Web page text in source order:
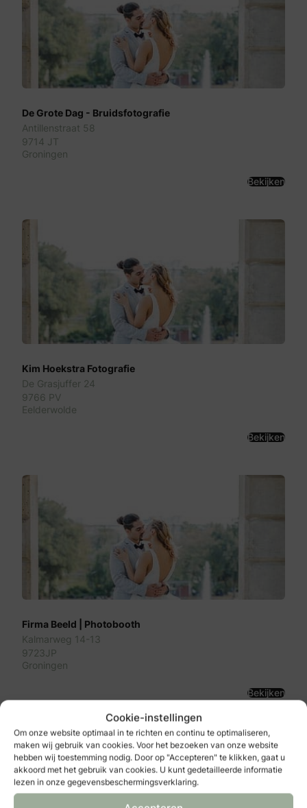
Cookie-instellingen
Om onze website optimaal in te richten en continu te optimaliseren,
maken wij gebruik van cookies. Voor het bezoeken van onze website
hebben wij toestemming nodig. Door op "Accepteren" te klikken, gaat u
akkoord met het gebruik van cookies. U kunt gedetailleerde informatie
lezen in onze gegevensbeschermingsverklaring.
De Grote Dag - Bruidsfotografie
Antillenstraat 58
9714 JT
Groningen
Bekijken
Kim Hoekstra Fotografie
De Grasjuffer 24
9766 PV
Eelderwolde
Bekijken
Firma Beeld | Photobooth
Kalmarweg 14-13
9723JP
Groningen
Bekijken